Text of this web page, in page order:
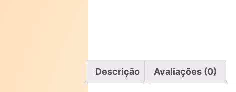
Descrição Avaliações (0)